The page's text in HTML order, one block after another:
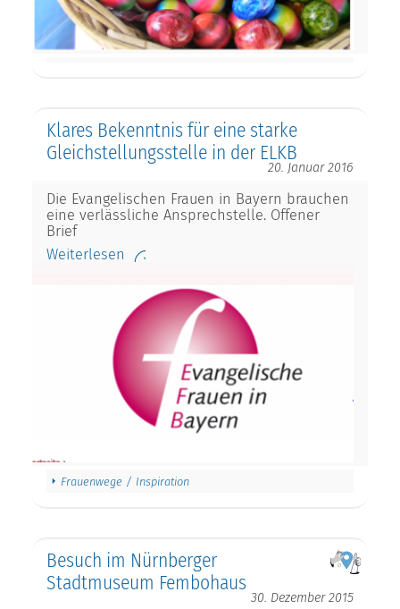
Klares Bekenntnis für eine starke
Gleichstellungsstelle in der ELKB
20. Januar 2016
Die Evangelischen Frauen in Bayern brauchen
eine verlässliche Ansprechstelle. Offener
Brief
Weiterlesen
Frauenwege / Inspiration
Besuch im Nürnberger
Stadtmuseum Fembohaus
30. Dezember 2015